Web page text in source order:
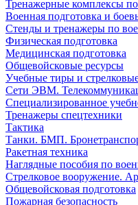
Тренажерные комплексы
Военная подготовка и
Стенды и тренажеры по
Физическая подготовка
Медицинская подготовка
Общевойсковые ресурсы
Учебные тиры и
Сети ЭВМ.
Специализированное
Тренажеры спецтехники
Тактика
Танки. БМП.
Ракетная техника
Наглядные пособия по
Стрелковое вооружение.
Общевойсковая подготовка
Пожарная безопасность